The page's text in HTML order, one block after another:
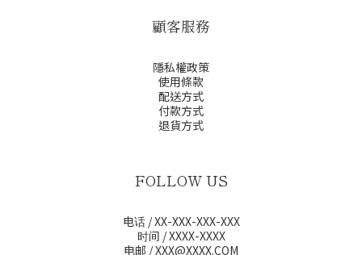
顧客服務
隱私權政策
使用條款
配送方式
付款方式
退貨方式
FOLLOW US
电话 / XX-XXX-XXX-XXX
时间 / XXXX-XXXX
电邮 / XXX@XXXX.COM